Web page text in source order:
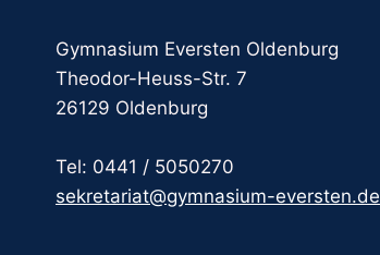
Gymnasium Eversten Oldenburg
Theodor-Heuss-Str. 7
26129 Oldenburg
Tel: 0441 / 5050270
sekretariat@gymnasium-eversten.de